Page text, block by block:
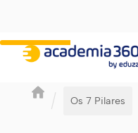
/ Os 7 Pilares